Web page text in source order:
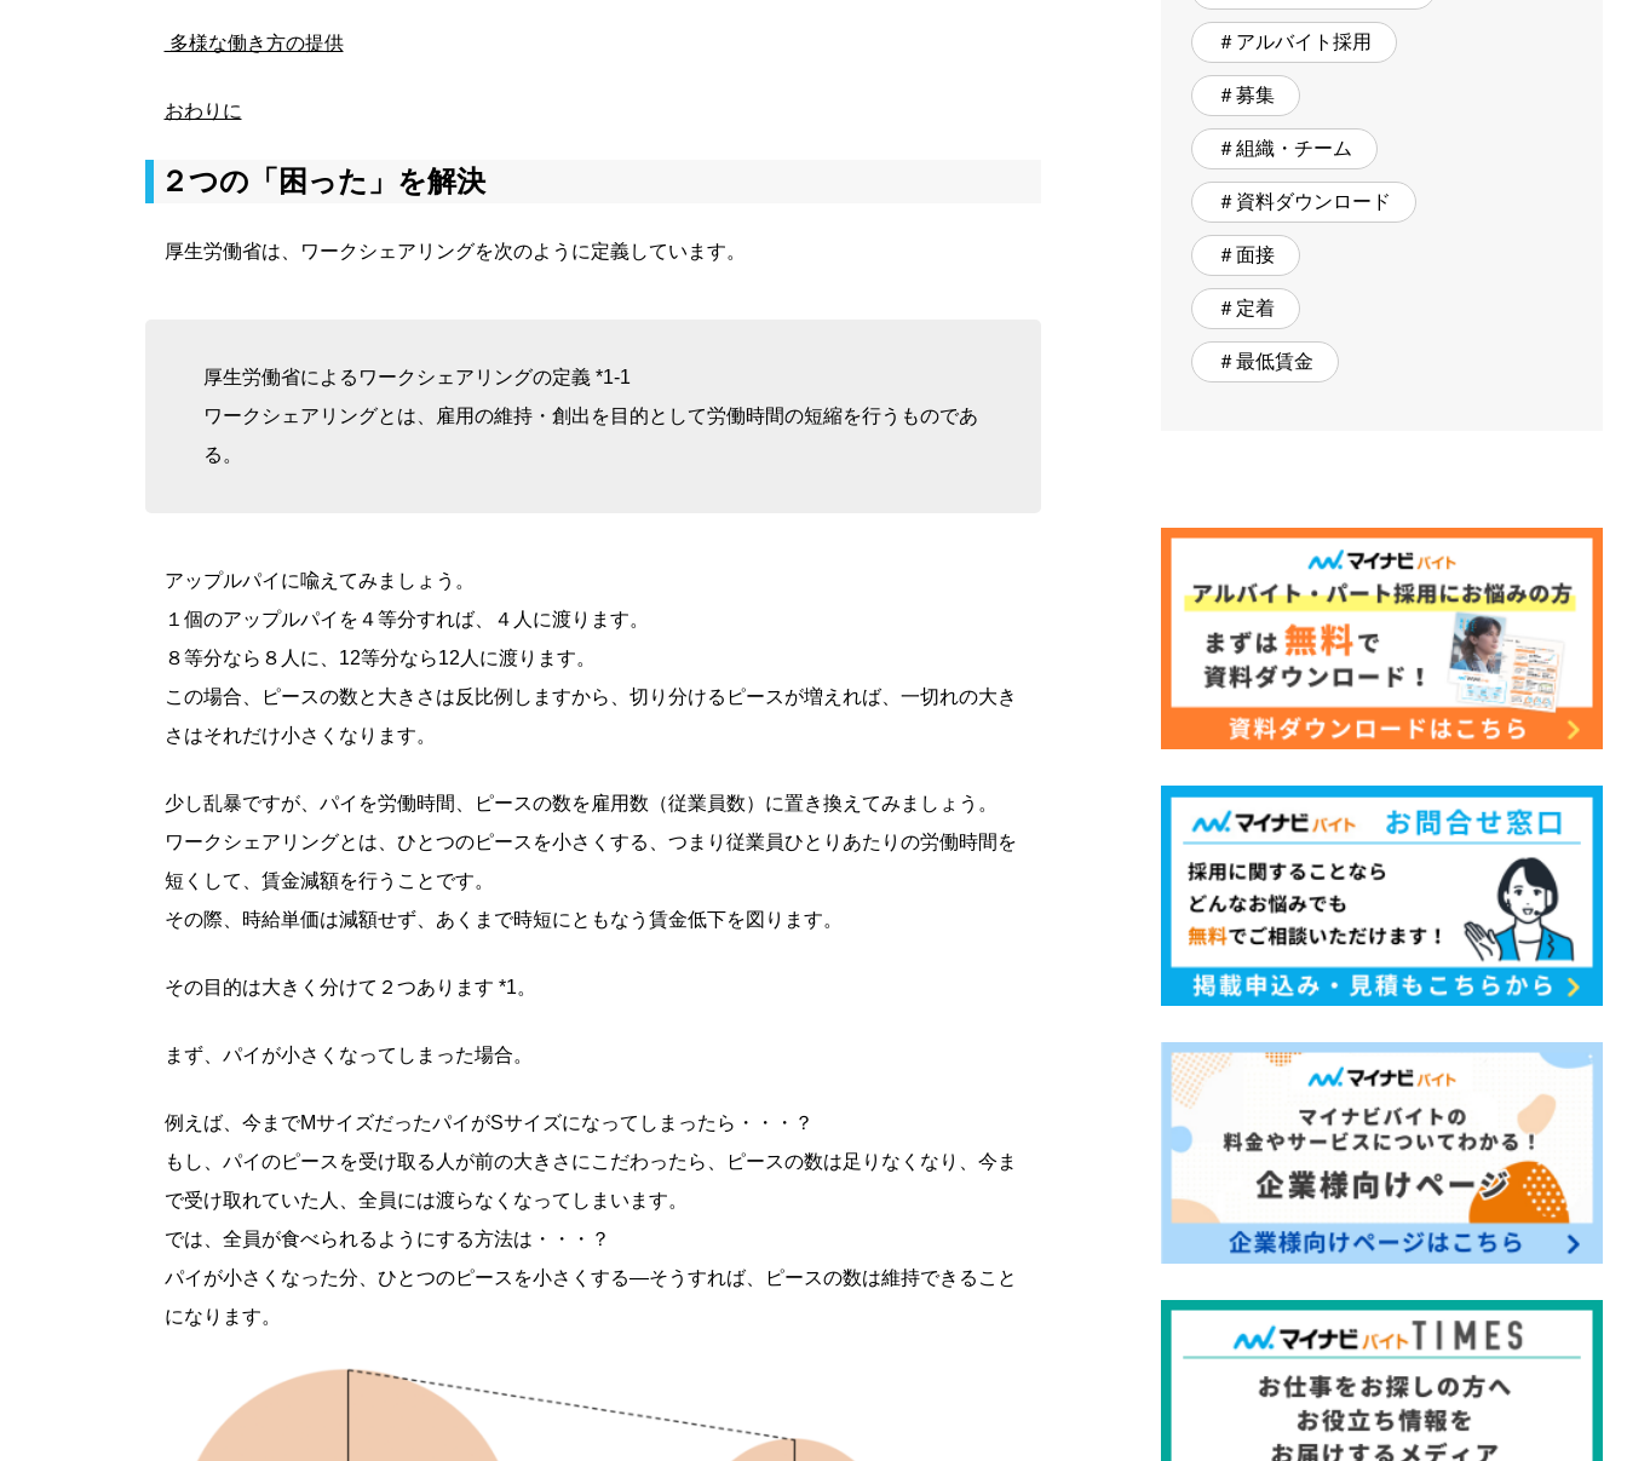
多様な働き方の提供
おわりに
２つの「困った」を解決
厚生労働省は、ワークシェアリングを次のように定義しています。
厚生労働省によるワークシェアリングの定義 *1-1
ワークシェアリングとは、雇用の維持・創出を目的として労働時間の短縮を行うものであ
る。
アップルパイに喩えてみましょう。
１個のアップルパイを４等分すれば、４人に渡ります。
８等分なら８人に、12等分なら12人に渡ります。
この場合、ピースの数と大きさは反比例しますから、切り分けるピースが増えれば、一切れの大き
さはそれだけ小さくなります。
少し乱暴ですが、パイを労働時間、ピースの数を雇用数（従業員数）に置き換えてみましょう。
ワークシェアリングとは、ひとつのピースを小さくする、つまり従業員ひとりあたりの労働時間を
短くして、賃金減額を行うことです。
その際、時給単価は減額せず、あくまで時短にともなう賃金低下を図ります。
その目的は大きく分けて２つあります *1。
まず、パイが小さくなってしまった場合。
例えば、今までMサイズだったパイがSサイズになってしまったら・・・？
もし、パイのピースを受け取る人が前の大きさにこだわったら、ピースの数は足りなくなり、今ま
で受け取れていた人、全員には渡らなくなってしまいます。
では、全員が食べられるようにする方法は・・・？
パイが小さくなった分、ひとつのピースを小さくする―そうすれば、ピースの数は維持できること
になります。
＃アルバイト採用
＃募集
＃組織・チーム
＃資料ダウンロード
＃面接
＃定着
＃最低賃金